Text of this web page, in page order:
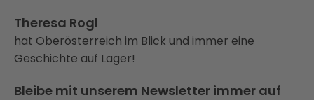
Theresa Rogl
hat Oberösterreich im Blick und immer eine
Geschichte auf Lager!
Bleibe mit unserem Newsletter immer auf